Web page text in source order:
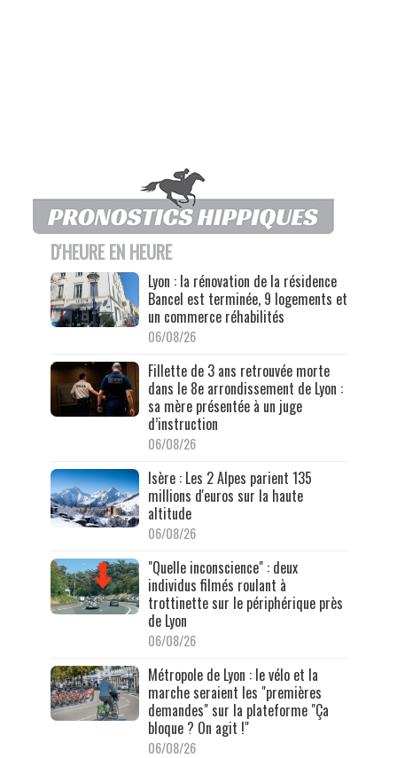
D'HEURE EN HEURE
Lyon : la rénovation de la résidence
Bancel est terminée, 9 logements et
un commerce réhabilités
06/08/26
Fillette de 3 ans retrouvée morte
dans le 8e arrondissement de Lyon :
sa mère présentée à un juge
d’instruction
06/08/26
Isère : Les 2 Alpes parient 135
millions d'euros sur la haute
altitude
06/08/26
"Quelle inconscience" : deux
individus filmés roulant à
trottinette sur le périphérique près
de Lyon
06/08/26
Métropole de Lyon : le vélo et la
marche seraient les "premières
demandes" sur la plateforme "Ça
bloque ? On agit !"
06/08/26